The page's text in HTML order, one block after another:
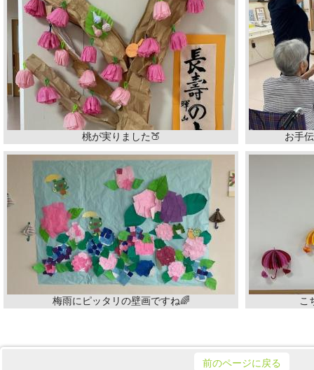
桃が実りました🍑 お手
梅雨にピッタリの壁画ですね🌈 こ
前のページに戻る